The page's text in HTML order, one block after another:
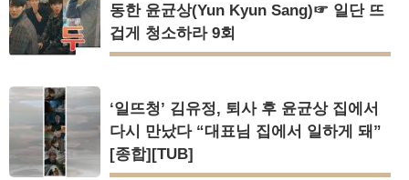
동한 윤균상(Yun Kyun Sang)☞ 일단 뜨
겁게 청소하라 9회
‘일뜨청’ 김유정, 퇴사 후 윤균상 집에서
다시 만났다 “대표님 집에서 일하게 돼”
[종합][TUB]